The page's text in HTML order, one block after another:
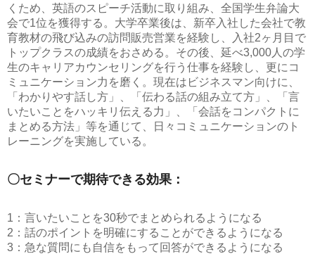
くため、英語のスピーチ活動に取り組み、全国学生弁論大
会で1位を獲得する。大学卒業後は、新卒入社した会社で教
育教材の飛び込みの訪問販売営業を経験し、入社2ヶ月目で
トップクラスの成績をおさめる。その後、延べ3,000人の学
生のキャリアカウンセリングを行う仕事を経験し、更にコ
ミュニケーション力を磨く。現在はビジネスマン向けに、
「わかりやす話し方」、「伝わる話の組み立て方」、「言
いたいことをハッキリ伝える力」、「会話をコンパクトに
まとめる方法」等を通じて、日々コミュニケーションのト
レーニングを実施している。
〇セミナーで期待できる効果：
1：言いたいことを30秒でまとめられるようになる
2：話のポイントを明確にすることができるようになる
3：急な質問にも自信をもって回答ができるようになる